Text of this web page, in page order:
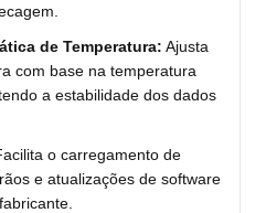
de Temperatura: Ajusta
com base na temperatura
a estabilidade dos dados
o carregamento de
e atualizações de software